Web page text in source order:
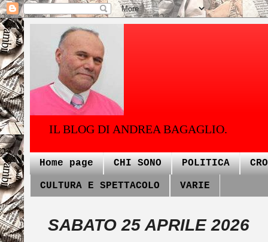
IL BLOG DI ANDREA BAGAGLIO.
Home page CHI SONO POLITICA
CULTURA E SPETTACOLO VARIE
SABATO 25 APRILE 2026